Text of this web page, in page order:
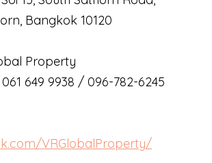
Bangkok 10120
Property
649 9938 / 096-782-6245
VRGlobalProperty/